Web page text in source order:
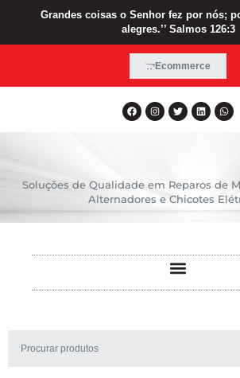
Grandes coisas o Senhor fez por nós;
alegres.’’ Salmos 126:3
Ecommerce
Soluções de Qualidade em Reparos de
Alternadores e Chicotes